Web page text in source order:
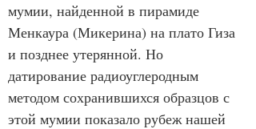
мумии, найденной в пирамиде
Менкаура (Микерина) на плато Гиза
и позднее утерянной. Но
датирование радиоуглеродным
методом сохранившихся образцов с
этой мумии показало рубеж нашей